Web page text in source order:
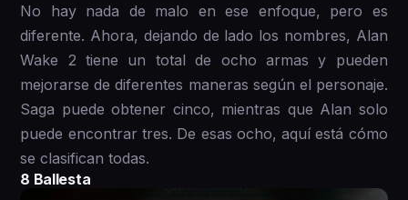
No hay nada de malo en ese enfoque, pero es
diferente. Ahora, dejando de lado los nombres, Alan
Wake 2 tiene un total de ocho armas y pueden
mejorarse de diferentes maneras según el personaje.
Saga puede obtener cinco, mientras que Alan solo
puede encontrar tres. De esas ocho, aquí está cómo
se clasifican todas.
8 Ballesta